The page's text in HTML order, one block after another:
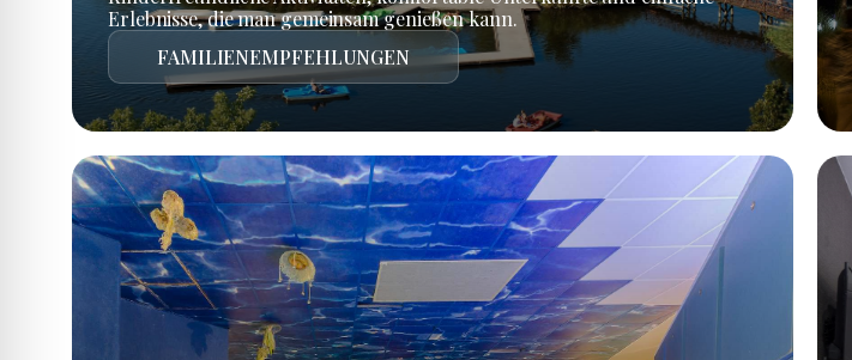
Erlebnisse, die man gemeinsam genießen kann.
FAMILIENEMPFEHLUNGEN